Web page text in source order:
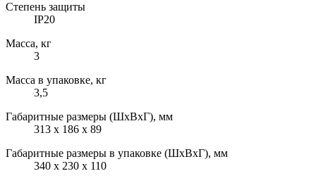
Степень защиты
IP20
Масса, кг
3
Масса в упаковке, кг
3,5
Габаритные размеры (ШхВхГ), мм
313 х 186 х 89
Габаритные размеры в упаковке (ШхВхГ), мм
340 x 230 x 110